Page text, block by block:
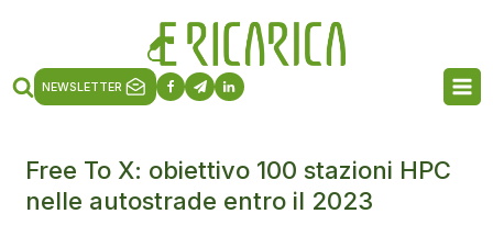
NEWSLETTER
Free To X: obiettivo 100 stazioni HPC
nelle autostrade entro il 2023